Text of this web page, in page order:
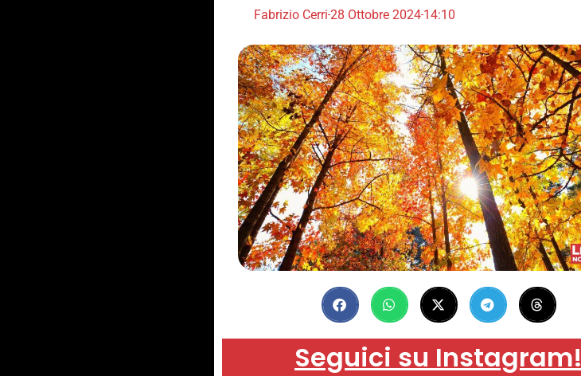
Fabrizio Cerri28 Ottobre 202414:10
Seguici su Instagram!